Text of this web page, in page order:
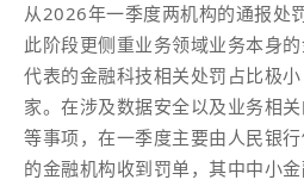
从2026年一季度两机构的通报处
此阶段更侧重业务领域业务本身
代表的金融科技相关处罚占比极
家。在涉及数据安全以及业务相
等事项，在一季度主要由人民银
的金融机构收到罚单，其中中小